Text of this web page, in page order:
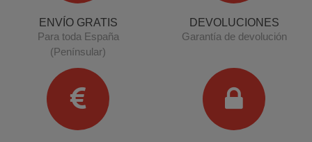
ENVÍO GRATIS
Para toda España
(Penínsular)
DEVOLUCIONES
Garantía de devolución